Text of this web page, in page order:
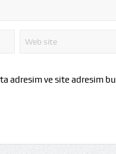
adresim ve site adresim bu